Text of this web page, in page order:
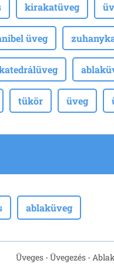
kirakatüveg
üveg
tükör üveg
ablaküveg
Üveges - Üvegezés -